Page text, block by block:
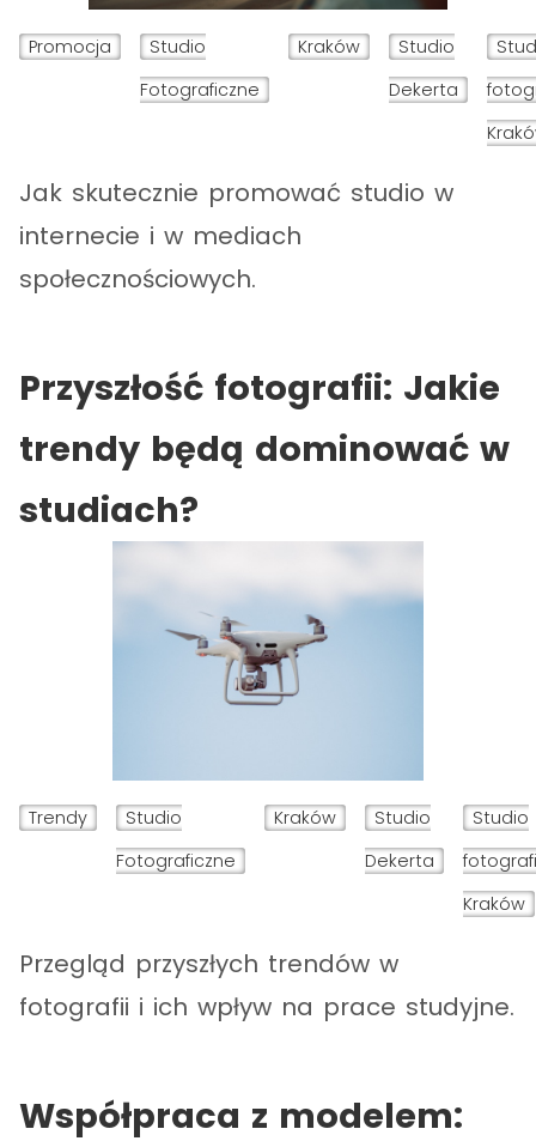
Promocja
Studio
Fotograficzne
Kraków
Studio
Dekerta
Jak skutecznie promować studio w
internecie i w mediach
społecznościowych.
Przyszłość fotografii: Jakie
trendy będą dominować w
studiach?
Trendy
Studio
Fotograficzne
Kraków
Studio
Dekerta
Studio
Kraków
Przegląd przyszłych trendów w
fotografii i ich wpływ na prace studyjne.
Współpraca z modelem: